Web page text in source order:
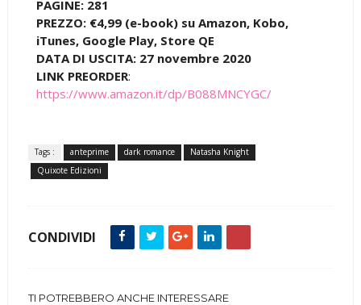
PAGINE: 281
PREZZO: €4,99 (e-book) su Amazon, Kobo,
iTunes, Google Play, Store QE
DATA DI USCITA: 27 novembre 2020
LINK PREORDER:
https://www.amazon.it/dp/B088MNCYGC/
Tags : anteprime dark romance
Natasha Knight
Quixote Edizioni
CONDIVIDI
TI POTREBBERO ANCHE INTERESSARE